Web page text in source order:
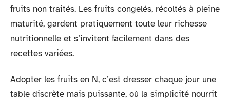
fruits non traités. Les fruits congelés, récoltés à pleine
maturité, gardent pratiquement toute leur richesse
nutritionnelle et s’invitent facilement dans des
recettes variées.
Adopter les fruits en N, c’est dresser chaque jour une
table discrète mais puissante, où la simplicité nourrit